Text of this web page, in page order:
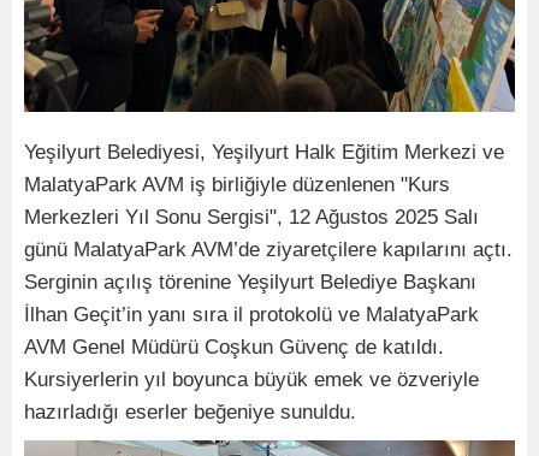
Yeşilyurt Belediyesi, Yeşilyurt Halk Eğitim Merkezi ve
MalatyaPark AVM iş birliğiyle düzenlenen "Kurs
Merkezleri Yıl Sonu Sergisi", 12 Ağustos 2025 Salı
günü MalatyaPark AVM’de ziyaretçilere kapılarını açtı.
Serginin açılış törenine Yeşilyurt Belediye Başkanı
İlhan Geçit’in yanı sıra il protokolü ve MalatyaPark
AVM Genel Müdürü Coşkun Güvenç de katıldı.
Kursiyerlerin yıl boyunca büyük emek ve özveriyle
hazırladığı eserler beğeniye sunuldu.